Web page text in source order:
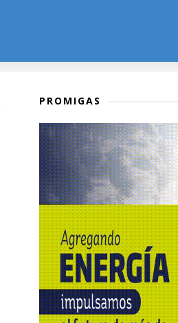
PROMIGAS